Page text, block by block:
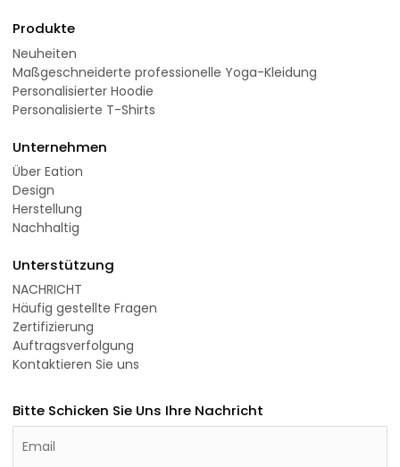
Produkte
Neuheiten
Maßgeschneiderte professionelle Yoga-Kleidung
Personalisierter Hoodie
Personalisierte T-Shirts
Unternehmen
Über Eation
Design
Herstellung
Nachhaltig
Unterstützung
NACHRICHT
Häufig gestellte Fragen
Zertifizierung
Auftragsverfolgung
Kontaktieren Sie uns
Bitte Schicken Sie Uns Ihre Nachricht